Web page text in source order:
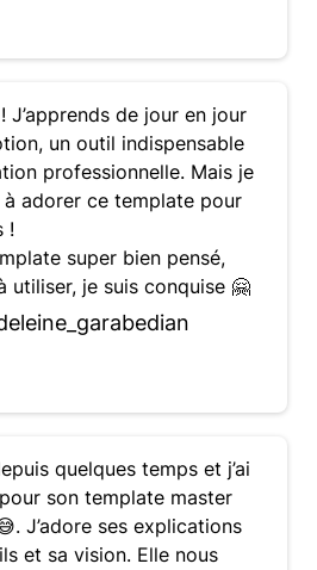
J’apprends de jour en jour
un outil indispensable
professionnelle. Mais je
à adorer ce template pour
!
super bien pensé,
utiliser, je suis conquise 🤗
quelques temps et j’ai
son template master
J’adore ses explications
et sa vision. Elle nous